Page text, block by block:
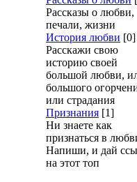
Рассказы о любви,
печали, жизни
История любви [0]
Расскажи свою
историю своей
большой любви,
большого
или страдания
Признания [1]
Ни знаете как
признаться в
Напиши, и дай
на этот топ